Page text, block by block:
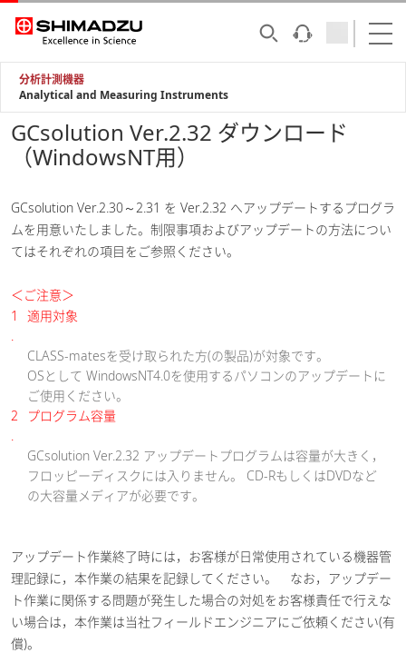
分析計測機器
Analytical and Measuring Instruments
GCsolution Ver.2.32 ダウンロード
（WindowsNT用）
GCsolution Ver.2.30～2.31 を Ver.2.32 へアップデートするプログラ
ムを用意いたしました。制限事項およびアップデートの方法につい
てはそれぞれの項目をご参照ください。
＜ご注意＞
1
.
適用対象
CLASS-matesを受け取られた方(の製品)が対象です。
OSとして WindowsNT4.0を使用するパソコンのアップデートに
ご使用ください。
2
.
プログラム容量
GCsolution Ver.2.32 アップデートプログラムは容量が大きく，
フロッピーディスクには入りません。 CD-RもしくはDVDなど
の大容量メディアが必要です。
アップデート作業終了時には，お客様が日常使用されている機器管
理記録に，本作業の結果を記録してください。 なお，アップデー
ト作業に関係する問題が発生した場合の対処をお客様責任で行えな
い場合は，本作業は当社フィールドエンジニアにご依頼ください(有
償)。